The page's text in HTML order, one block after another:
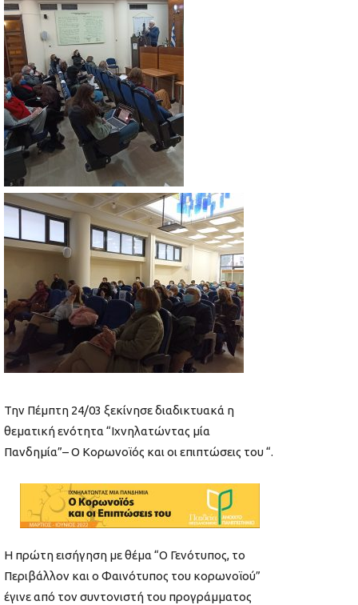
Την Πέμπτη 24/03 ξεκίνησε διαδικτυακά η
θεματική ενότητα “Ιχνηλατώντας μία
Πανδημία”– O Κορωνοϊός και οι επιπτώσεις του “.
Η πρώτη εισήγηση με θέμα “Ο Γενότυπος, το
Περιβάλλον και ο Φαινότυπος του κορωνοϊού”
έγινε από τον συντονιστή του προγράμματος